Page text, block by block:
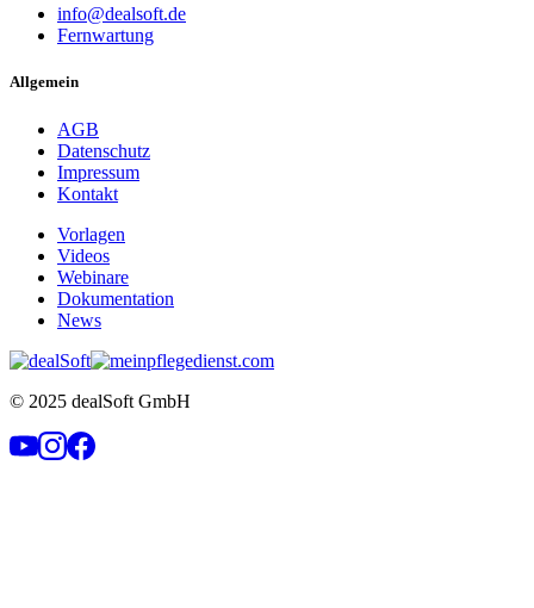
info@dealsoft.de
Fernwartung
Allgemein
AGB
Datenschutz
Impressum
Kontakt
Vorlagen
Videos
Webinare
Dokumentation
News
© 2025 dealSoft GmbH